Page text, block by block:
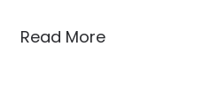
Read More